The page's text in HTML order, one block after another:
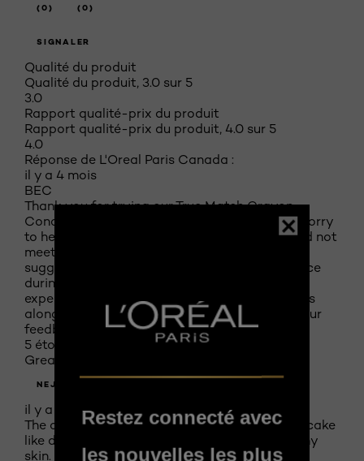
(0) (0)
SIGNALER
Qualité du produit
Qualité du produit, 3.0 sur 5
3.0
Rapport qualité-prix du produit
Rapport qualité-prix du produit, 4.0 sur 5
4.0
Réponse de L'Oreal Paris Canada :
il y a 4 mois
BEC
Thank you for trying our True Match Crayon
Concealer N1 2 3 Fair / Light Neutral. We are sorry
to hear that the formulation of the product did not
meet your expectations. Alternatively, we may
suggest placing the product in a cool, dry space
during storage. We have documented your
experience, and we are passing your comments
along to our team. Thanks again for sharing your
feedback.
5 étoile(s) sur 5.
Great
NEJ77
il y a 9 mois
The crayon has enough moisture so it doesn't cake
like dry cover-up, and it blends very well into my
skin.
Restez connecté avec
les nouvelles les plus